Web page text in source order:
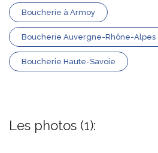
Boucherie à Armoy
Boucherie Auvergne-Rhône-Alpes
Boucherie Haute-Savoie
Les photos (1):